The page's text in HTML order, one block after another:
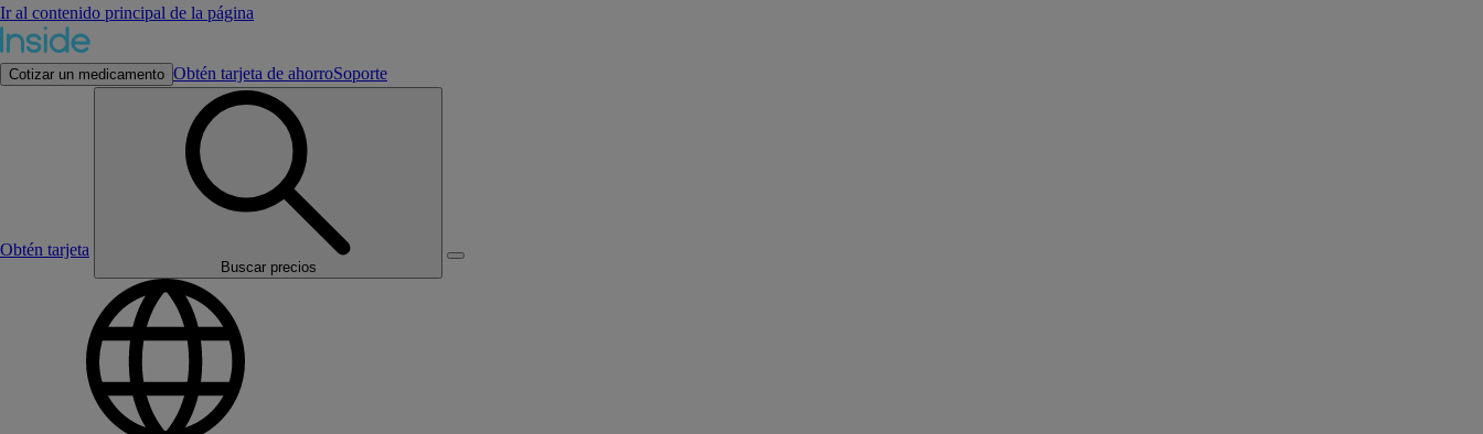
Ir al contenido principal de la página
Cotizar un medicamento Obtén tarjeta de ahorroSoporte
Obtén tarjeta
Buscar precios